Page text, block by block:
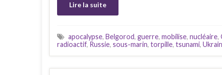
Lire la suite
apocalypse, Belgorod, guerre, mobilise, nucléaire,
radioactif, Russie, sous-marin, torpille, tsunami,